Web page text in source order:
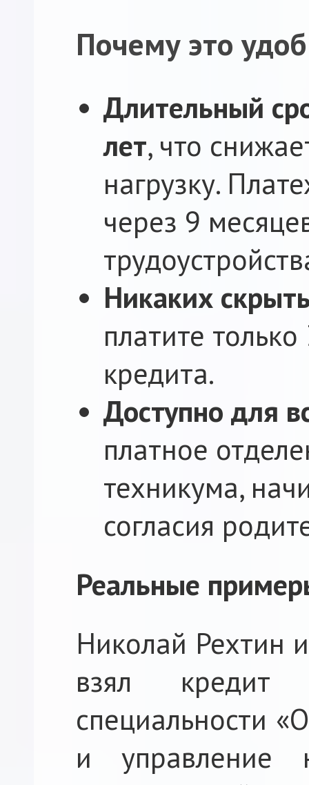
Почему это
Длительный
лет, что
нагрузку.
через 9
Никаких
платите
кредита.
Доступно для
платное
техникума,
согласия
Реальные
Николай Рехтин
взял
специальности
и управление